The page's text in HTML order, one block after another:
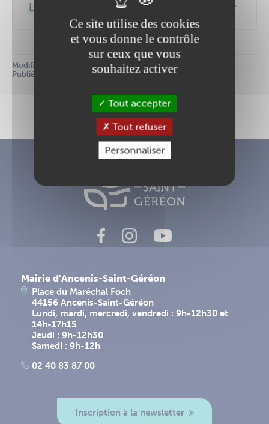
Le Centre Hospitalier Erdre et Loire
Modifié le :
25 juillet 2023
Publié le :
25 juillet 2023
Mairie d'Ancenis-Saint-Géréon
Place du Maréchal Foch
44156 Ancenis-Saint-Géréon
Lundi, mardi, mercredi, vendredi : 9h-12h30 et
14h-17h15
Jeudi : 9h-12h30
Samedi : 9h-12h
02 40 83 87 00
Inscription à la newsletter
Ce site utilise des cookies
et vous donne le contrôle
sur ceux que vous
souhaitez activer
Tout accepter
Tout refuser
Personnaliser